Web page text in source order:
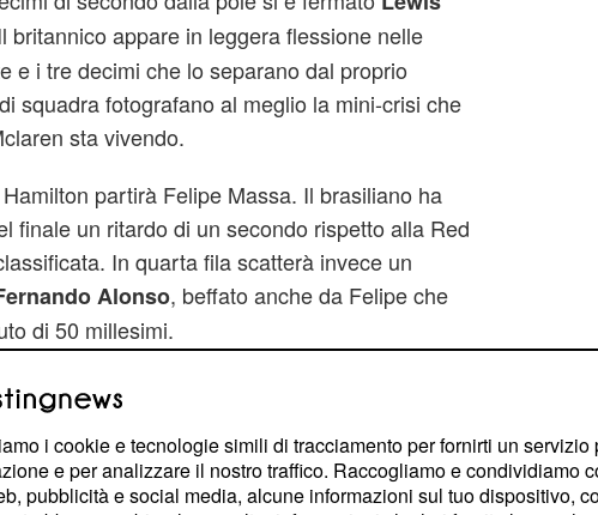
britannico appare in leggera flessione nelle
e i tre decimi che lo separano dal proprio
squadra fotografano al meglio la mini-crisi che
sta vivendo.
partirà Felipe Massa. Il brasiliano ha
finale un ritardo di un secondo rispetto alla Red
In quarta fila scatterà invece un
Alonso, beffato anche da Felipe che
di 50 millesimi.
i cookie e tecnologie simili di tracciamento per fornirti un
e per analizzare il nostro traffico. Raccogliamo e condividiamo
pubblicità e social media, alcune informazioni sul tuo dispositivo,